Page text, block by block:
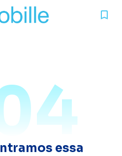
essa